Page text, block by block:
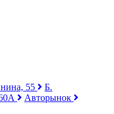
55
Б.
Авторынок